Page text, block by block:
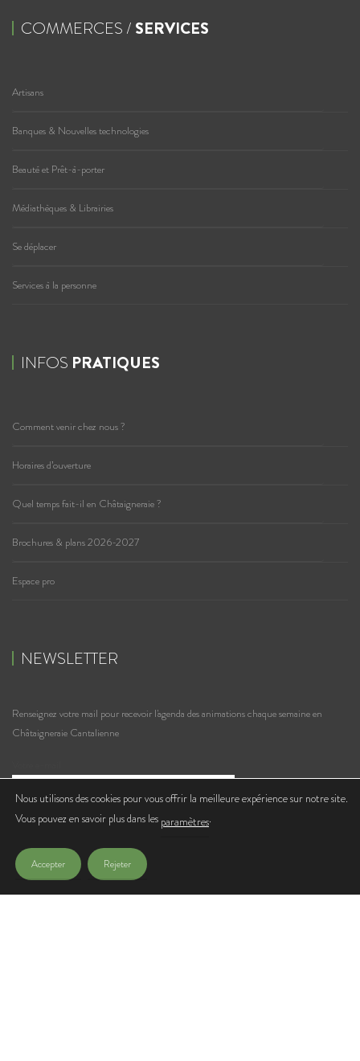
COMMERCES / SERVICES
Artisans
Banques & Nouvelles technologies
Beauté et Prêt-à-porter
Médiathèques & Librairies
Se déplacer
Services à la personne
INFOS PRATIQUES
Comment venir chez nous ?
Horaires d’ouverture
Quel temps fait-il en Châtaigneraie ?
Brochures & plans 2026-2027
Espace pro
NEWSLETTER
Renseignez votre mail pour recevoir l'agenda des animations chaque semaine en
Châtaigneraie Cantalienne
J'accepte de recevoir les lettres d'infos de l'Office de Tourisme
Nous utilisons des cookies pour vous offrir la meilleure expérience sur notre site.
Vous pouvez en savoir plus dans les paramètres.
Accepter Rejeter